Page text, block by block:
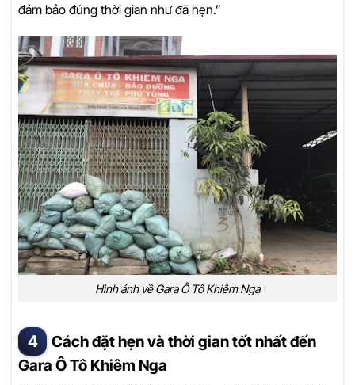
đảm bảo đúng thời gian như đã hẹn.”
Hình ảnh về Gara Ô Tô Khiêm Nga
Cách đặt hẹn và thời gian tốt nhất đến
Gara Ô Tô Khiêm Nga